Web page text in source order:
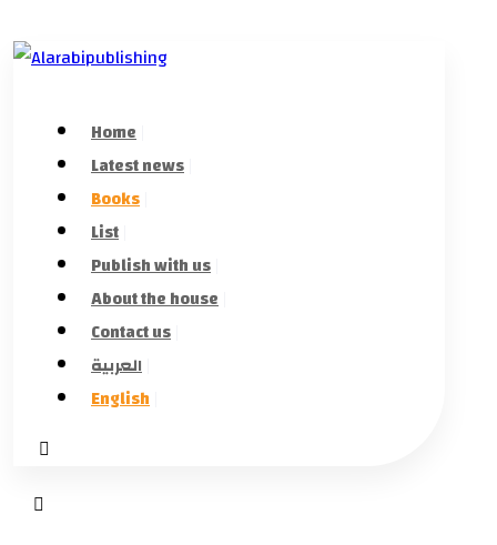
Home
Latest news
Books
List
Publish with us
About the house
Contact us
العربية
English